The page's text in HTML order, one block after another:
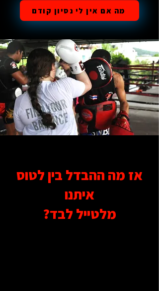
מה אם אין לי נסיון קודם
אז מה ההבדל בין לטוס
איתנו
מלטייל לבד?